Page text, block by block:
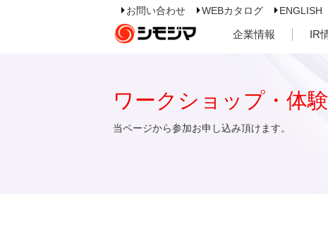
お問い合わせ WEBカタログ ENGLISH
企業情報 IR
ワークショップ・体
当ページから参加お申し込み頂けます。